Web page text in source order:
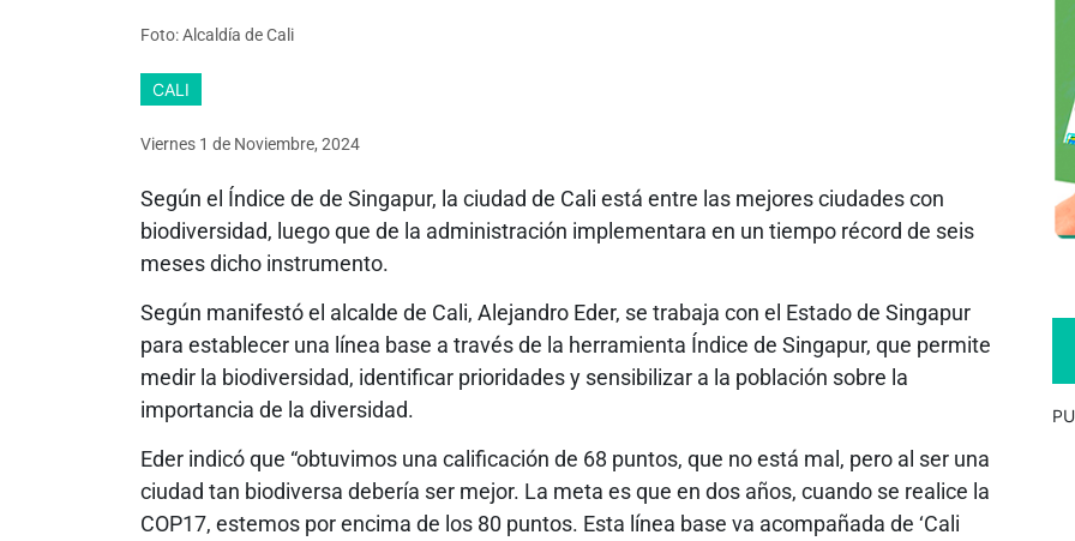
Foto: Alcaldía de Cali
CALI
Viernes 1 de Noviembre, 2024
Según el Índice de de Singapur, la ciudad de Cali está entre las mejores ciudades con
biodiversidad, luego que de la administración implementara en un tiempo récord de seis
meses dicho instrumento.
Según manifestó el alcalde de Cali, Alejandro Eder, se trabaja con el Estado de Singapur
para establecer una línea base a través de la herramienta Índice de Singapur, que permite
medir la biodiversidad, identificar prioridades y sensibilizar a la población sobre la
importancia de la diversidad.
Eder indicó que “obtuvimos una calificación de 68 puntos, que no está mal, pero al ser una
ciudad tan biodiversa debería ser mejor. La meta es que en dos años, cuando se realice la
COP17, estemos por encima de los 80 puntos. Esta línea base va acompañada de ‘Cali